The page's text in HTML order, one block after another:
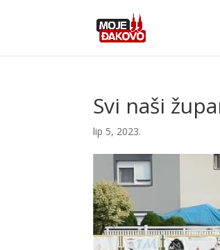
Svi naši
lip 5, 2023.